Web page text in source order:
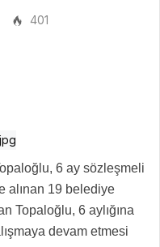
401
6 ay sözleşmeli
alınan 19 belediye
Topaloğlu, 6 aylığına
devam etmesi